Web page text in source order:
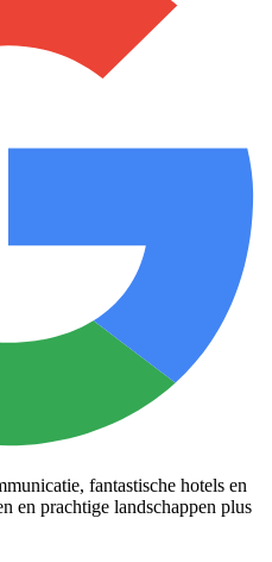
fantastische hotels en
en prachtige landschappen plus